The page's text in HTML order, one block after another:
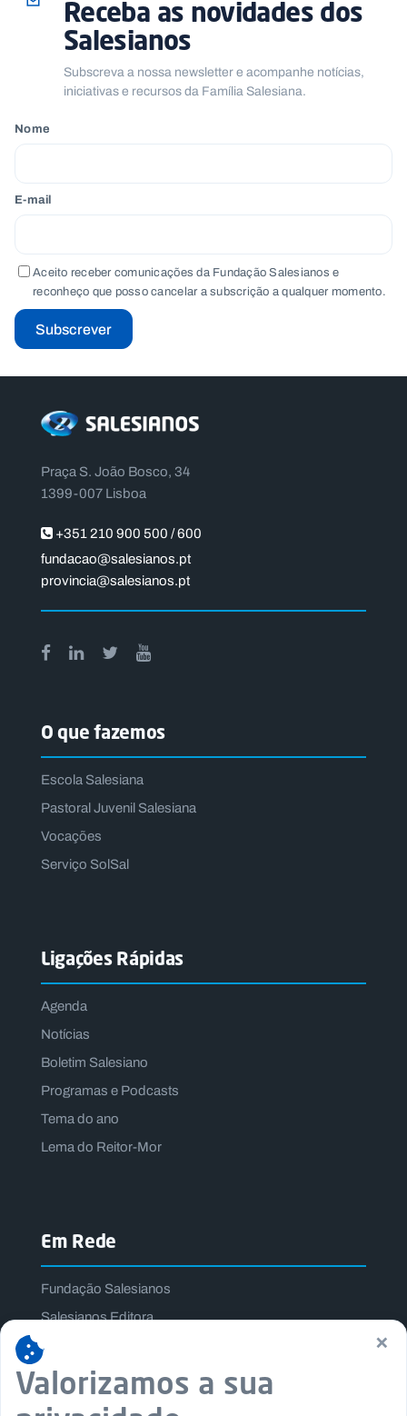
Receba as novidades dos
Salesianos
Subscreva a nossa newsletter e acompanhe notícias,
iniciativas e recursos da Família Salesiana.
Nome
E-mail
Aceito receber comunicações da Fundação Salesianos e
reconheço que posso cancelar a subscrição a qualquer momento.
Subscrever
Praça S. João Bosco, 34
1399-007 Lisboa
+351 210 900 500 / 600
fundacao@salesianos.pt
provincia@salesianos.pt
O que fazemos
Escola Salesiana
Pastoral Juvenil Salesiana
Vocações
Serviço SolSal
Ligações Rápidas
Agenda
Notícias
Boletim Salesiano
Programas e Podcasts
Tema do ano
Lema do Reitor-Mor
Em Rede
Fundação Salesianos
Salesianos Editora
Família Salesiana
Missão Dom Bosco
×
Valorizamos a sua